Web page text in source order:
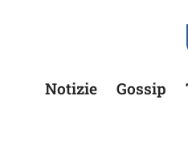
Notizie Gossip